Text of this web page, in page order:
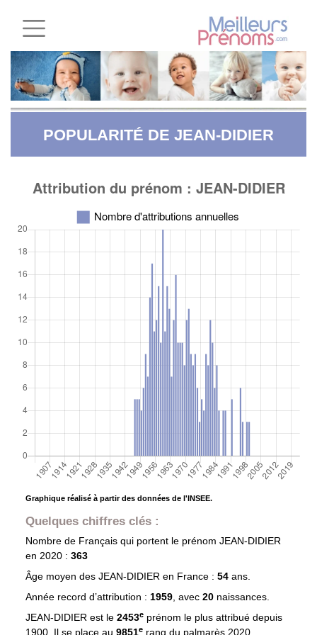
POPULARITÉ DE JEAN-DIDIER
Graphique réalisé à partir des données de l'INSEE.
Quelques chiffres clés :
Nombre de Français qui portent le prénom JEAN-DIDIER
en 2020 : 363
Âge moyen des JEAN-DIDIERen France : 54 ans.
Année record d’attribution : 1959, avec 20 naissances.
JEAN-DIDIER est le 2453eprénom le plus attribué depuis
1900. Il se place au 9851e rang du palmarès 2020.